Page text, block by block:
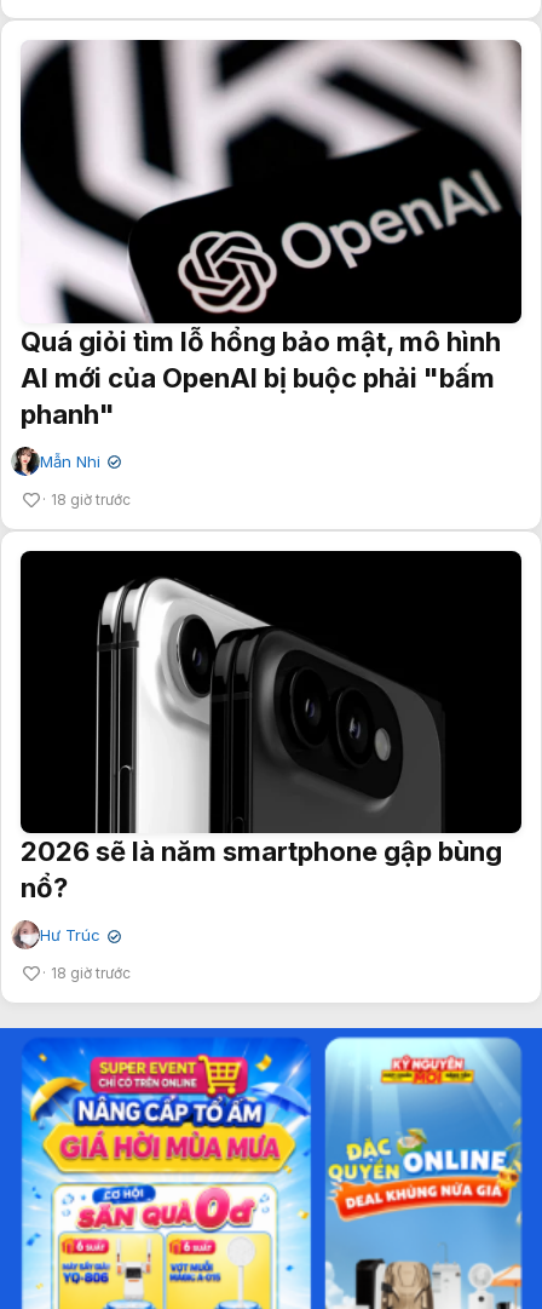
Quá giỏi tìm lỗ hổng bảo mật, mô hình
AI mới của OpenAI bị buộc phải "bấm
phanh"
Mẫn Nhi ✔
18 giờ trước
2026 sẽ là năm smartphone gập bùng
nổ?
Hư Trúc ✔
18 giờ trước